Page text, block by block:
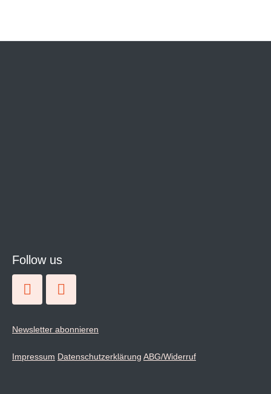
Follow us
Newsletter abonnieren
Impressum Datenschutzerklärung ABG/Widerruf